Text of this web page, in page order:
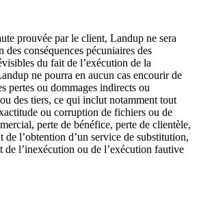
prouvée par le client, Landup ne sera
des conséquences pécuniaires des
du fait de l’exécution de la
ne pourra en aucun cas encourir de
pertes ou dommages indirects ou
des tiers, ce qui inclut notamment tout
ou corruption de fichiers ou de
perte de bénéfice, perte de clientèle,
de l’obtention d’un service de substitution,
de l’inexécution ou de l’exécution fautive